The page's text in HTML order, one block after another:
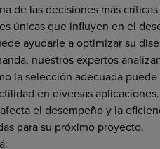
de las decisiones más
únicas que influyen en el
ayudarle a optimizar su
nuestros expertos
la selección adecuada
en diversas
el desempeño y la
para su próximo proyecto.